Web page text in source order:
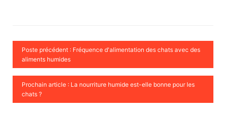
Poste précédent : Fréquence d'alimentation des chats avec des
aliments humides
Prochain article : La nourriture humide est-elle bonne pour les
chats ?